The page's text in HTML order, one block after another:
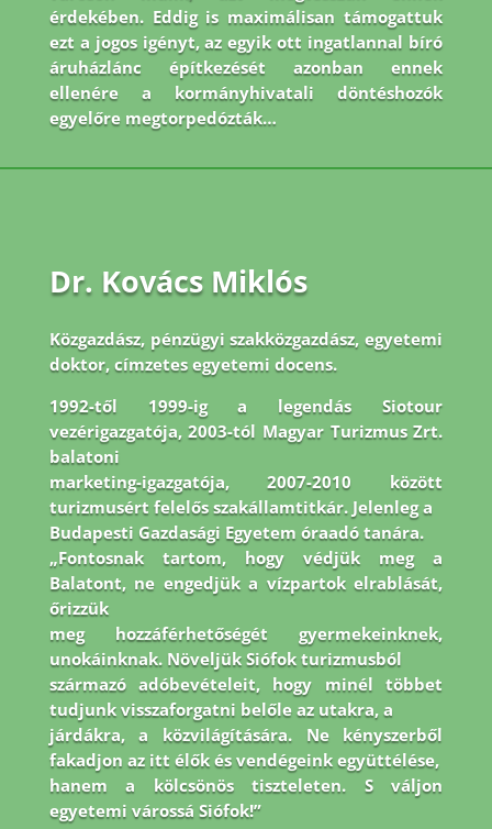
érdekében. Eddig is maximálisan támogattuk
ezt a jogos igényt, az egyik ott ingatlannal bíró
áruházlánc építkezését azonban ennek
ellenére a kormányhivatali döntéshozók
egyelőre megtorpedózták…
Dr. Kovács Miklós
Közgazdász, pénzügyi szakközgazdász, egyetemi
doktor, címzetes egyetemi docens.
1992-től 1999-ig a legendás Siotour
vezérigazgatója, 2003-tól Magyar Turizmus Zrt.
balatoni
marketing-igazgatója, 2007-2010 között
turizmusért felelős szakállamtitkár. Jelenleg a
Budapesti Gazdasági Egyetem óraadó tanára.
„Fontosnak tartom, hogy védjük meg a
Balatont, ne engedjük a vízpartok elrablását,
őrizzük
meg hozzáférhetőségét gyermekeinknek,
unokáinknak. Növeljük Siófok turizmusból
származó adóbevételeit, hogy minél többet
tudjunk visszaforgatni belőle az utakra, a
járdákra, a közvilágítására. Ne kényszerből
fakadjon az itt élők és vendégeink együttélése,
hanem a kölcsönös tiszteleten. S váljon
egyetemi várossá Siófok!”